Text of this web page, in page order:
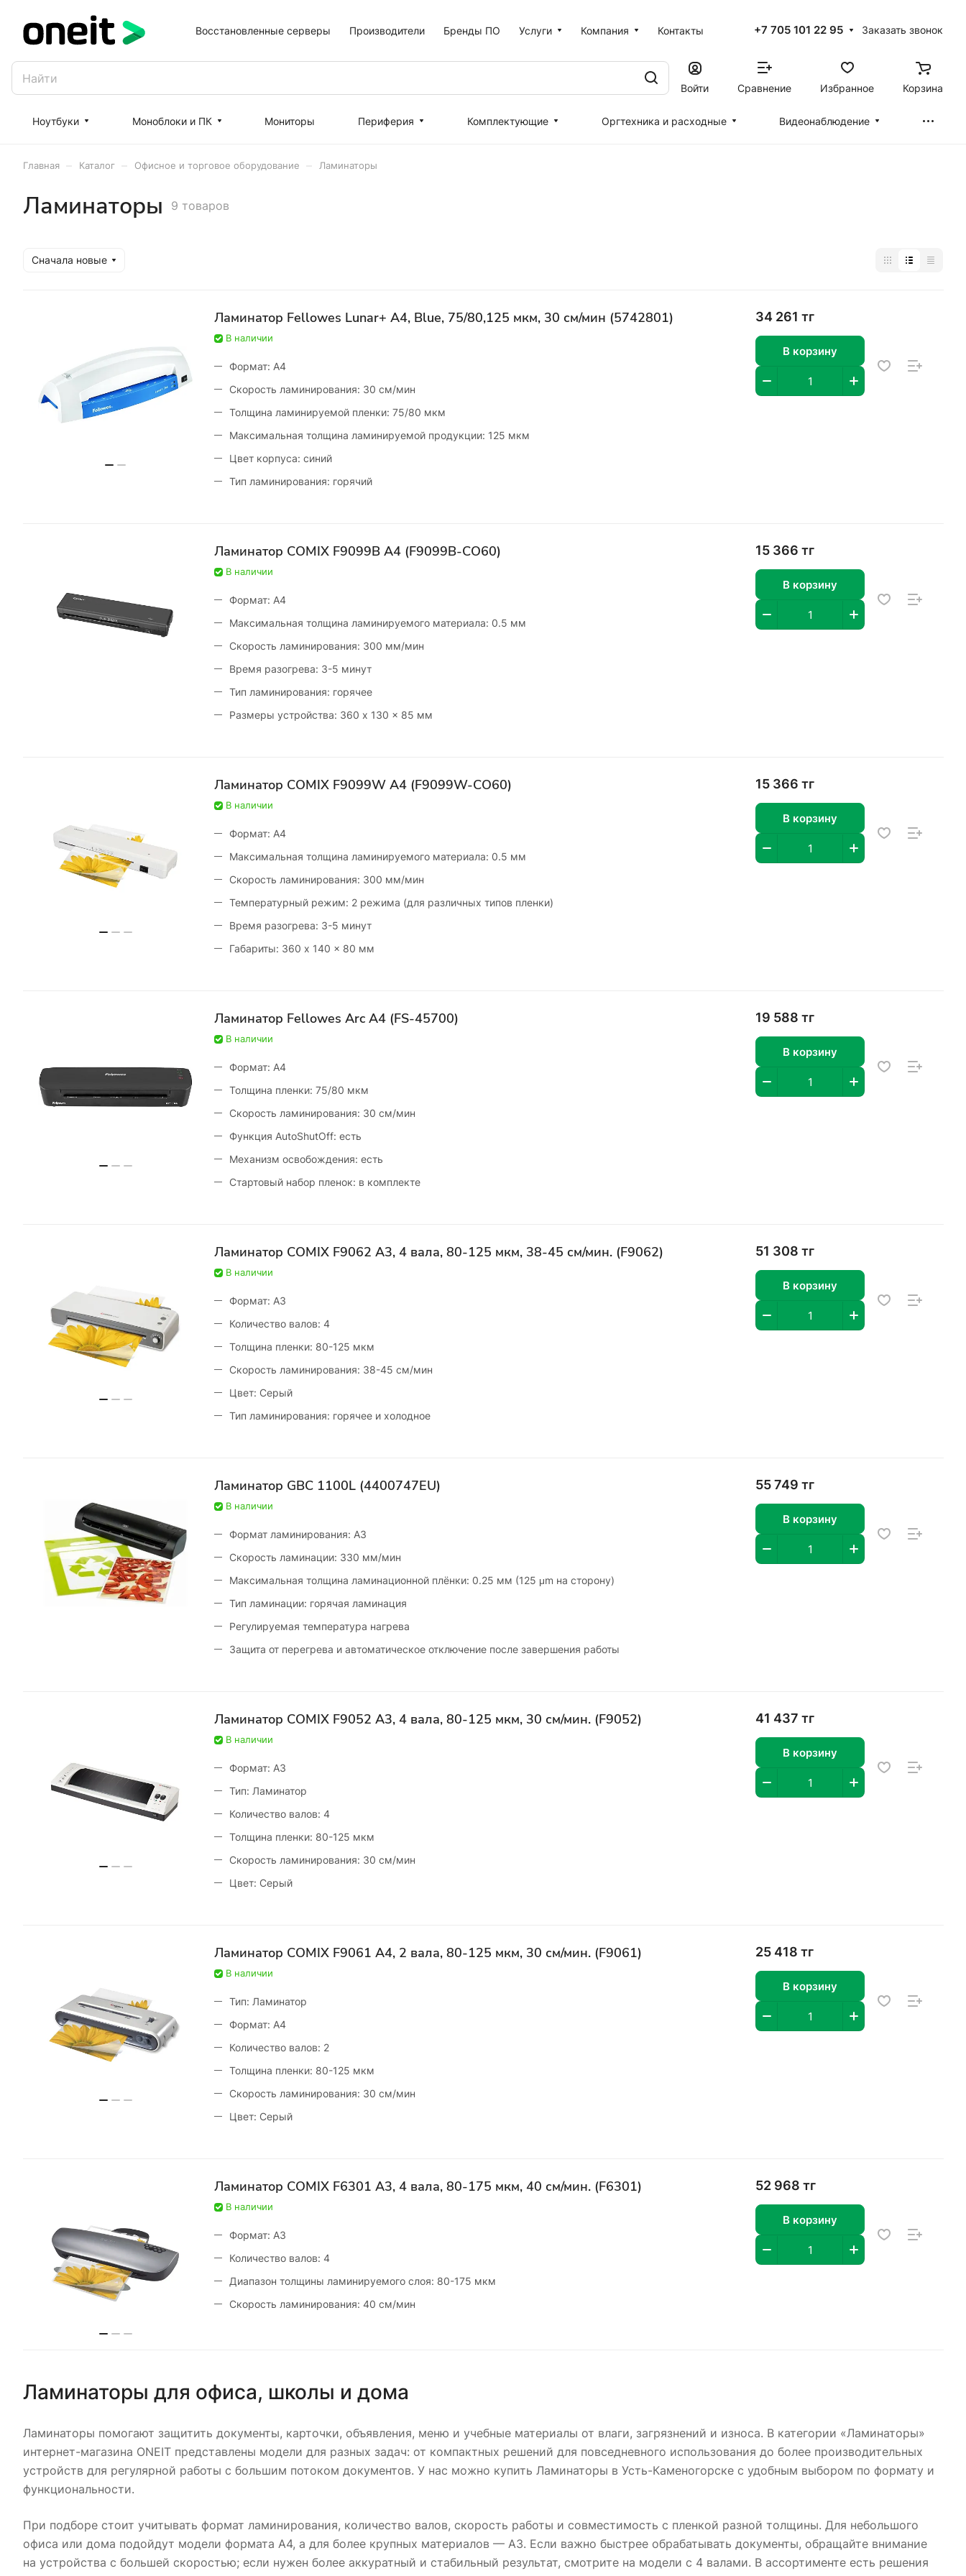
Восстановленные серверы Производители Бренды ПО Услуги Компания Контакты +7 705 101 22 95 Заказать звонок
Войти Сравнение Избранное Корзина
Ноутбуки Моноблоки и ПК Мониторы Периферия Комплектующие Оргтехника и расходные Видеонаблюдение
Главная Каталог Офисное и торговое оборудование Ламинаторы
Ламинаторы 9 товаров
Сначала новые
Ламинатор Fellowes Lunar+ A4, Blue, 75/80,125 мкм, 30 см/мин (5742801)
В наличии
Формат: A4
Скорость ламинирования: 30 см/мин
Толщина ламинируемой пленки: 75/80 мкм
Максимальная толщина ламинируемой продукции: 125 мкм
Цвет корпуса: синий
Тип ламинирования: горячий
34 261 тг
В корзину
Ламинатор COMIX F9099B А4 (F9099B-CO60)
В наличии
Формат: A4
Максимальная толщина ламинируемого материала: 0.5 мм
Скорость ламинирования: 300 мм/мин
Время разогрева: 3-5 минут
Тип ламинирования: горячее
Размеры устройства: 360 x 130 x 85 мм
15 366 тг
В корзину
Ламинатор COMIX F9099W А4 (F9099W-CO60)
В наличии
Формат: A4
Максимальная толщина ламинируемого материала: 0.5 мм
Скорость ламинирования: 300 мм/мин
Температурный режим: 2 режима (для различных типов пленки)
Время разогрева: 3-5 минут
Габариты: 360 x 140 x 80 мм
15 366 тг
В корзину
Ламинатор Fellowes Arc A4 (FS-45700)
В наличии
Формат: A4
Толщина пленки: 75/80 мкм
Скорость ламинирования: 30 см/мин
Функция AutoShutOff: есть
Механизм освобождения: есть
Стартовый набор пленок: в комплекте
19 588 тг
В корзину
Ламинатор COMIX F9062 А3, 4 вала, 80-125 мкм, 38-45 см/мин. (F9062)
В наличии
Формат: A3
Количество валов: 4
Толщина пленки: 80-125 мкм
Скорость ламинирования: 38-45 см/мин
Цвет: Серый
Тип ламинирования: горячее и холодное
51 308 тг
В корзину
Ламинатор GBC 1100L (4400747EU)
В наличии
Формат ламинирования: A3
Скорость ламинации: 330 мм/мин
Максимальная толщина ламинационной плёнки: 0.25 мм (125 μm на сторону)
Тип ламинации: горячая ламинация
Регулируемая температура нагрева
Защита от перегрева и автоматическое отключение после завершения работы
55 749 тг
В корзину
Ламинатор COMIX F9052 А3, 4 вала, 80-125 мкм, 30 см/мин. (F9052)
В наличии
Формат: A3
Тип: Ламинатор
Количество валов: 4
Толщина пленки: 80-125 мкм
Скорость ламинирования: 30 см/мин
Цвет: Серый
41 437 тг
В корзину
Ламинатор COMIX F9061 А4, 2 вала, 80-125 мкм, 30 см/мин. (F9061)
В наличии
Тип: Ламинатор
Формат: A4
Количество валов: 2
Толщина пленки: 80-125 мкм
Скорость ламинирования: 30 см/мин
Цвет: Серый
25 418 тг
В корзину
Ламинатор COMIX F6301 А3, 4 вала, 80-175 мкм, 40 см/мин. (F6301)
В наличии
Формат: А3
Количество валов: 4
Диапазон толщины ламинируемого слоя: 80-175 мкм
Скорость ламинирования: 40 см/мин
52 968 тг
В корзину
Ламинаторы для офиса, школы и дома
Ламинаторы помогают защитить документы, карточки, объявления, меню и учебные материалы от влаги, загрязнений и износа. В категории «Ламинаторы»
интернет-магазина ONEIT представлены модели для разных задач: от компактных решений для повседневного использования до более производительных
устройств для регулярной работы с большим потоком документов. У нас можно купить Ламинаторы в Усть-Каменогорске с удобным выбором по формату и
функциональности.
При подборе стоит учитывать формат ламинирования, количество валов, скорость работы и совместимость с пленкой разной толщины. Для небольшого
офиса или дома подойдут модели формата А4, а для более крупных материалов — А3. Если важно быстрее обрабатывать документы, обращайте внимание
на устройства с большей скоростью; если нужен более аккуратный и стабильный результат, смотрите на модели с 4 валами. В ассортименте есть решения